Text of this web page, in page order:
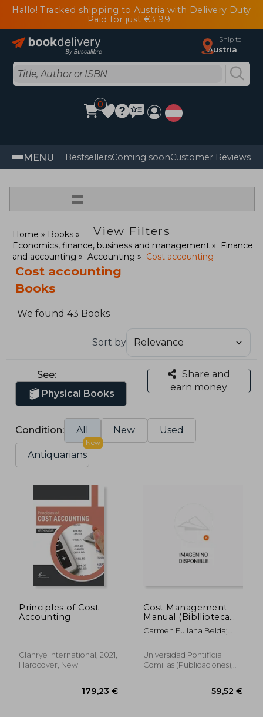
Hallo! Tracked shipping to Austria with Delivery Duty
Paid for just €3.99
Ship to
Austria
0
MENU BestsellersComing soonCustomer Reviews
=
View Filters
Home
Books
Economics, finance, business and management
Finance
and accounting
Accounting Cost accounting
Cost accounting
Books
We found 43 Books
Sort by
See:
Physical Books
Share and
earn money
Condition: All New Used
Antiquarians
New
Principles of Cost
Accounting
Clanrye International, 2021,
Hardcover, New
Cost Management
Manual (Bibllioteca
Comillas. Economía)
Carmen Fullana Belda;
Ortega
Universidad Pontificia
Comillas (Publicaciones),